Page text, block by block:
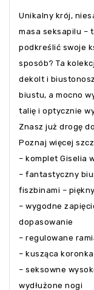
Unikalny krój,
masa seksapilu –
podkreślić swoje
sposób? Ta
dekolt i
biustu, a mocno
talię i optycznie
Znasz już drogę
Poznaj więcej
– komplet Giselia
– fantastyczny
fiszbinami –
– wygodne
dopasowanie
– regulowane
– kusząca
– seksowne
wydłużone nogi